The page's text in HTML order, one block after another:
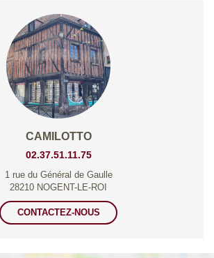
CAMILOTTO
02.37.51.11.75
1 rue du Général de Gaulle
28210 NOGENT-LE-ROI
CONTACTEZ-NOUS